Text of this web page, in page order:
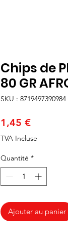
Chips de
80 GR
SKU : 8719497390984
1,45 €Prix
TVA Incluse
Quantité *
Ajouter au panier